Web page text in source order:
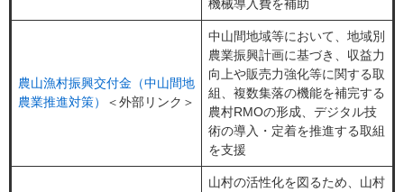
機械導入費を補助​
農山漁村振興交付金（中山間地
農業推進対策）
＜外部リンク＞
中山間地域等において、地域別
農業振興計画に基づき、収益力
向上や販売力強化等に関する取
組、複数集落の機能を補完する
農村RMOの形成、デジタル技
術の導入・定着を推進する取組
を支援
⼭村の活性化を図るため、⼭村